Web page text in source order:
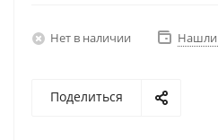
Нет в наличии Нашли
Поделиться